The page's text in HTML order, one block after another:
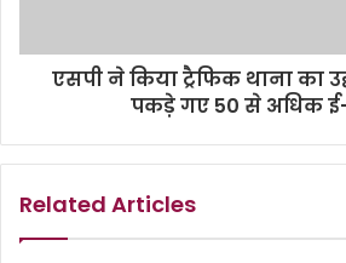
एसपी ने किया ट्रैफिक थाना का
पकड़े गए 50 से अधिक
Related Articles